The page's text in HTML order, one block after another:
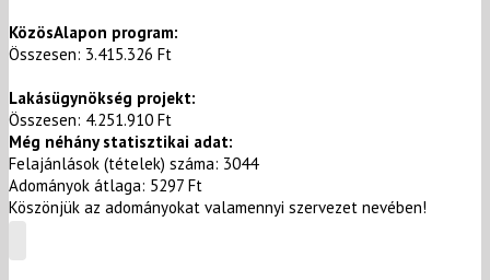
KözösAlapon program:
Összesen: 3.415.326 Ft
Lakásügynökség projekt:
Összesen: 4.251.910 Ft
​Még néhány statisztikai adat:
​Felajánlások (tételek) száma: 3044
​Adományok átlaga: 5297 Ft​
Köszönjük az adományokat valamennyi szervezet nevében!